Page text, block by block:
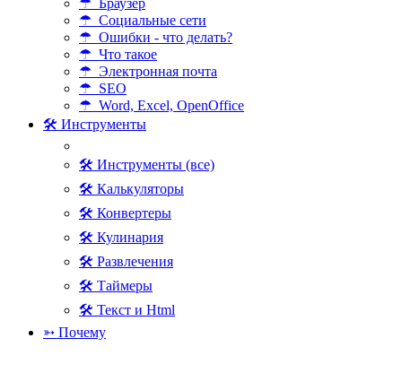
☂ Браузер
☂ Социальные сети
☂ Ошибки - что делать?
☂ Что такое
☂ Электронная почта
☂ SEO
☂ Word, Excel, OpenOffice
🛠 Инструменты
🛠 Инструменты (все)
🛠 Калькуляторы
🛠 Конвертеры
🛠 Кулинария
🛠 Развлечения
🛠 Таймеры
🛠 Текст и Html
➳ Почему